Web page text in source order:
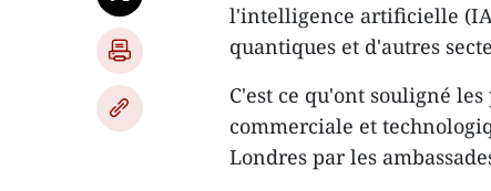
l'intelligence artificielle
quantiques et d'autres
C'est ce qu'ont souligné
commerciale et
Londres par les